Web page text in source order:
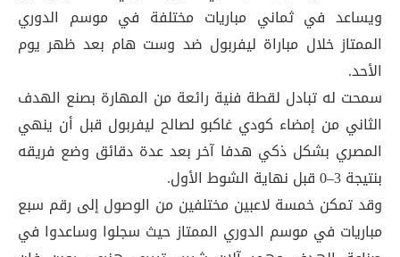
ويساعد في ثماني مباريات مختلفة في موسم الدوري
الممتاز خلال مباراة ليفربول ضد وست هام بعد ظهر يوم
الأحد.
سمحت له تبادل لقطة فنية رائعة من المهارة بصنع الهدف
الثاني من إمضاء كودي غاكبو لصالح ليفربول قبل أن ينهي
المصري بشكل ذكي هدفا آخر بعد عدة دقائق وضع فريقه
بنتيجة 3–0 قبل نهاية الشوط الأول.
وقد تمكن خمسة لاعبين مختلفين من الوصول إلى رقم سبع
مباريات في موسم الدوري الممتاز حيث سجلوا وساعدوا في